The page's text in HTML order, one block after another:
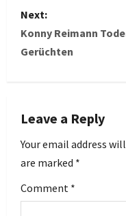
t
n
v
i
g
a
Next:
Konny Reimann
Gerüchten
Leave a Reply
Your email address
are marked *
Comment *